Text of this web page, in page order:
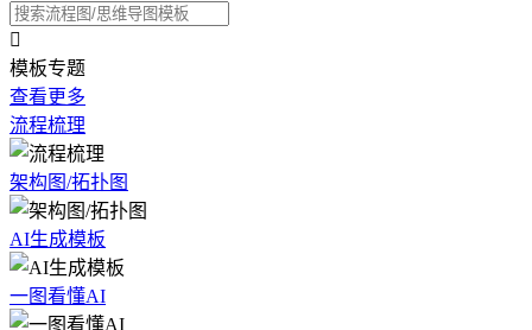

模板专题
查看更多
流程梳理
架构图/拓扑图
AI生成模板
一图看懂AI